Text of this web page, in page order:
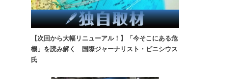
【次回から大幅リニューアル！】「今そこにある危
機」を読み解く 国際ジャーナリスト・ビニシウス
氏